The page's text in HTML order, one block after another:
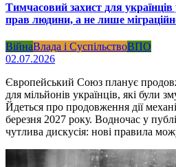
Тимчасовий захист для
прав людини, а не лише
ВійнаВлада і СуспільствоВПО
02.07.2026
Європейський Союз планує
для мільйонів українців, які були
Йдеться про продовження дії
березня 2027 року. Водночас у
чутлива дискусія: нові правила